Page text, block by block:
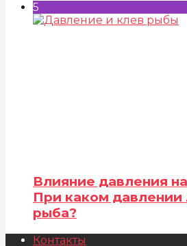
5
Влияние давления
При каком
рыба?
Контакты